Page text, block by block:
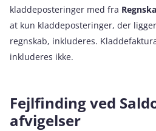
kladdeposteringer med fra
at kun kladdeposteringer, der
regnskab, inkluderes.
inkluderes ikke.
Fejlfinding ved
afvigelser